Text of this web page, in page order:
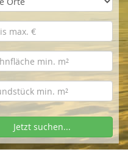
Jetzt suchen...